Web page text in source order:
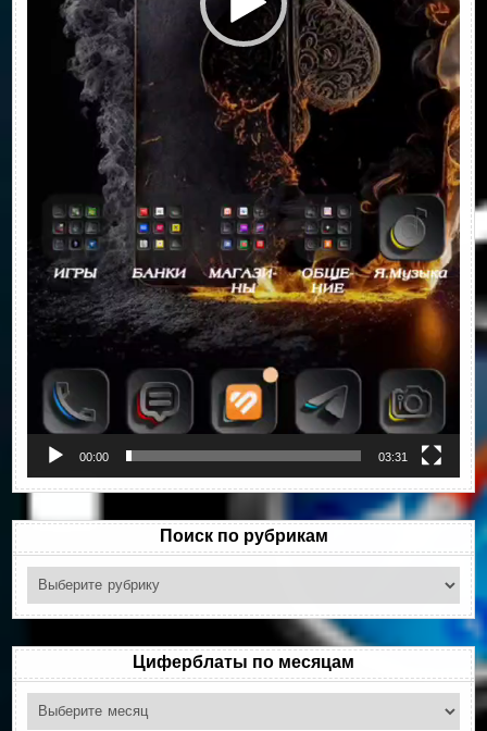
00:00 03:31
Поиск по рубрикам
Поиск
рубрикам
Циферблаты по месяцам
Циферблаты